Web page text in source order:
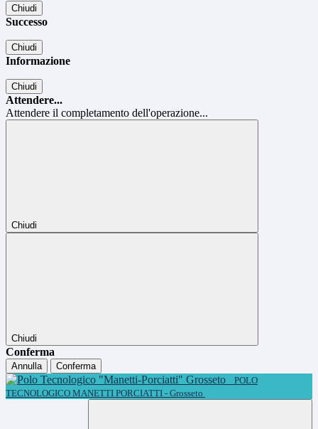
Chiudi
Successo
Chiudi
Informazione
Chiudi
Attendere...
Attendere il completamento dell'operazione...
Chiudi
Chiudi
Conferma
Annulla
Conferma
POLO
TECNOLOGICO MANETTI PORCIATTI - Grosseto